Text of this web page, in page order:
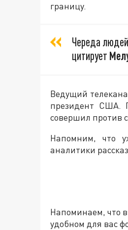
границу.
Череда
цитирует
Ведущий
президент США.
совершил против
Напомним, что
аналитики
Напоминаем, что
удобном для вас